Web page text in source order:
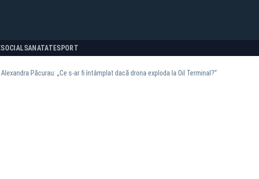
SOCIALSANATATESPORT
Alexandra Păcurau: „Ce s-ar fi întâmplat dacă drona exploda la Oil Terminal?”